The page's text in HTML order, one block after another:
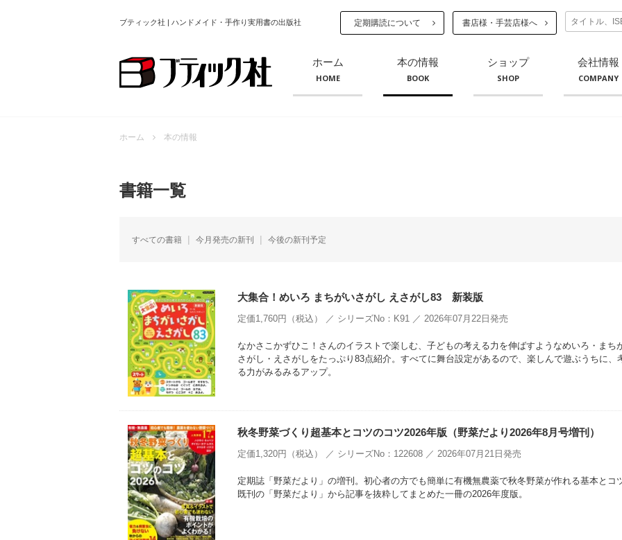
ブティック社 | ハンドメイド・手作り実用書の出版社 定期購読について 書店様・手芸店様へ
ホーム
HOME
本の情報
BOOK
ショップ
SHOP
会社情報
COMPANY
ホーム 本の情報
書籍一覧
すべての書籍 今月発売の新刊 今後の新刊予定
大集合！めいろ まちがいさがし えさがし83 新装版
定価1,760円（税込） ／ シリーズNo：K91 ／ 2026年07月22日発売
なかさこかずひこ！さんのイラストで楽しむ、子どもの考える力を伸ばすようなめいろ・まち
さがし・えさがしをたっぷり83点紹介。すべてに舞台設定があるので、楽しんで遊ぶうちに、
る力がみるみるアップ。
秋冬野菜づくり超基本とコツのコツ2026年版（野菜だより2026年8月号増刊）
定価1,320円（税込） ／ シリーズNo：122608 ／ 2026年07月21日発売
定期誌「野菜だより」の増刊。初心者の方でも簡単に有機無農薬で秋冬野菜が作れる基本とコ
既刊の「野菜だより」から記事を抜粋してまとめた一冊の2026年度版。